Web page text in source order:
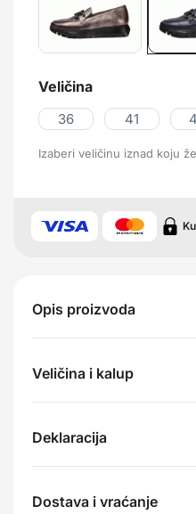
Veličina
36 41
Izaberi veličinu iznad koju
Opis proizvoda
Veličina i kalup
Deklaracija
Dostava i vraćanje